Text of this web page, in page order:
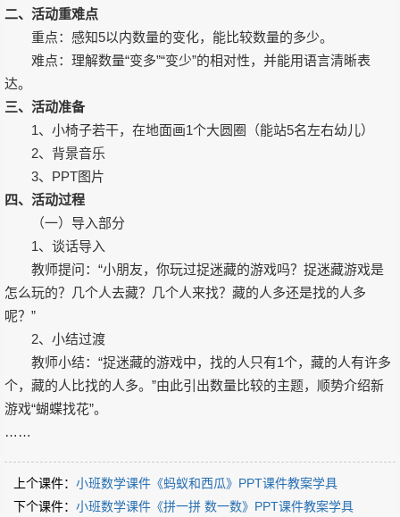
二、活动重难点
重点：感知5以内数量的变化，能比较数量的多少。
难点：理解数量“变多”“变少”的相对性，并能用语言清晰表
达。
三、活动准备
1、小椅子若干，在地面画1个大圆圈（能站5名左右幼儿）
2、背景音乐
3、PPT图片
四、活动过程
（一）导入部分
1、谈话导入
教师提问：“小朋友，你玩过捉迷藏的游戏吗？捉迷藏游戏是
怎么玩的？几个人去藏？几个人来找？藏的人多还是找的人多
呢？”
2、小结过渡
教师小结：“捉迷藏的游戏中，找的人只有1个，藏的人有许多
个，藏的人比找的人多。”由此引出数量比较的主题，顺势介绍新
游戏“蝴蝶找花”。
……
上个课件： 小班数学课件《蚂蚁和西瓜》PPT课件教案学具
下个课件： 小班数学课件《拼一拼 数一数》PPT课件教案学具